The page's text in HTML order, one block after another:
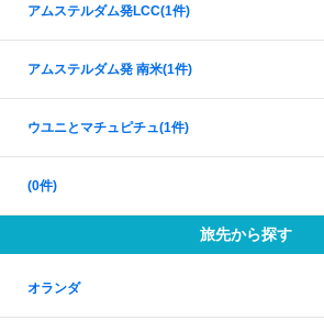
アムステルダム発LCC(1件)
アムステルダム発 南米(1件)
ウユニとマチュピチュ(1件)
(0件)
旅先から探す
オランダ